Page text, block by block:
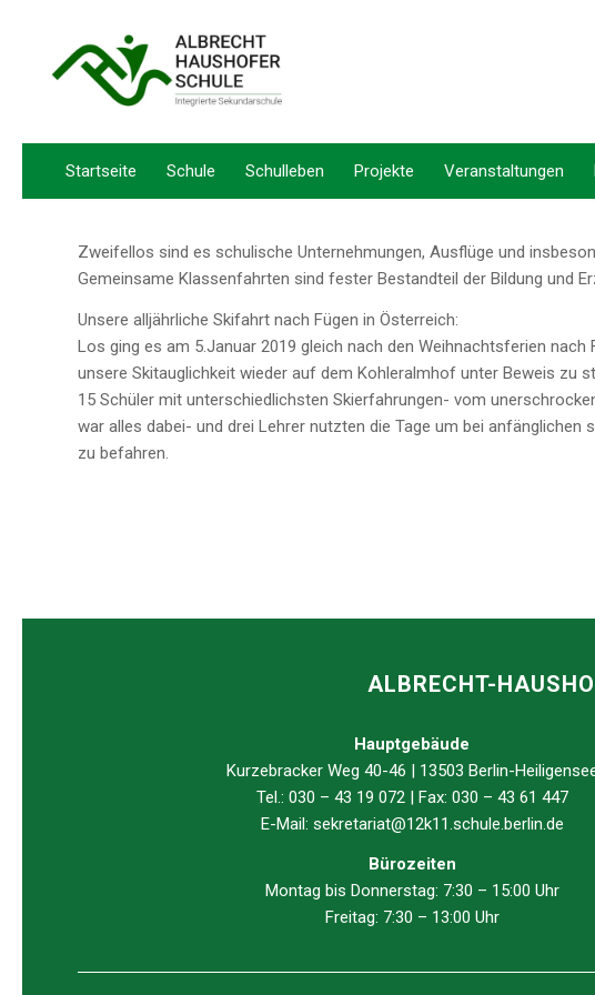
Startseite Schule Schulleben Projekte Veranstaltungen
Zweifellos sind es schulische Unternehmungen, Ausflüge und
Gemeinsame Klassenfahrten sind fester Bestandteil der Bildung und
Unsere alljährliche Skifahrt nach Fügen in Österreich:
Los ging es am 5.Januar 2019 gleich nach den Weihnachtsferien
unsere Skitauglichkeit wieder auf dem Kohleralmhof unter Beweis zu
15 Schüler mit unterschiedlichsten Skierfahrungen- vom
war alles dabei- und drei Lehrer nutzten die Tage um bei anfänglichen
zu befahren.
ALBRECHT-
Hauptgebäude
Kurzebracker Weg 40-46 | 13503 Berlin-
Tel.: 030 – 43 19 072 | Fax: 030 – 43 61 447
E-Mail: sekretariat@12k11.schule.berlin.de
Bürozeiten
Montag bis Donnerstag: 7:30 – 15:00 Uhr
Freitag: 7:30 – 13:00 Uhr